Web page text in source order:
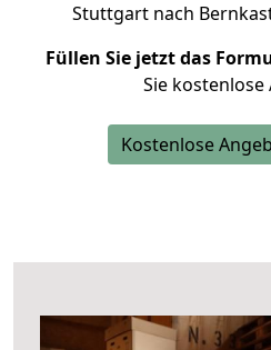
Stuttgart nach
Füllen Sie jetzt das
Sie kostenlose
Kostenlose